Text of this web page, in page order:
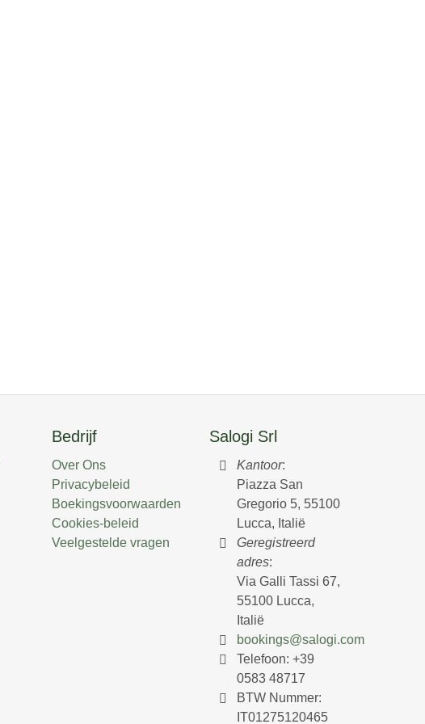
Bedrijf
Over Ons
Privacybeleid
Boekingsvoorwaarden
Cookies-beleid
Veelgestelde vragen
Salogi Srl
Kantoor:
Piazza San
Gregorio 5, 55100
Lucca, Italië
Geregistreerd
adres:
Via Galli Tassi 67,
55100 Lucca,
Italië
bookings@salogi.com
Telefoon:+39
0583 48717
BTW Nummer:
IT01275120465